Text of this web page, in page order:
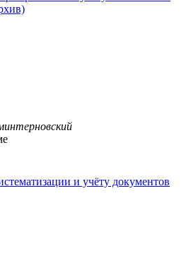
и учёту документов